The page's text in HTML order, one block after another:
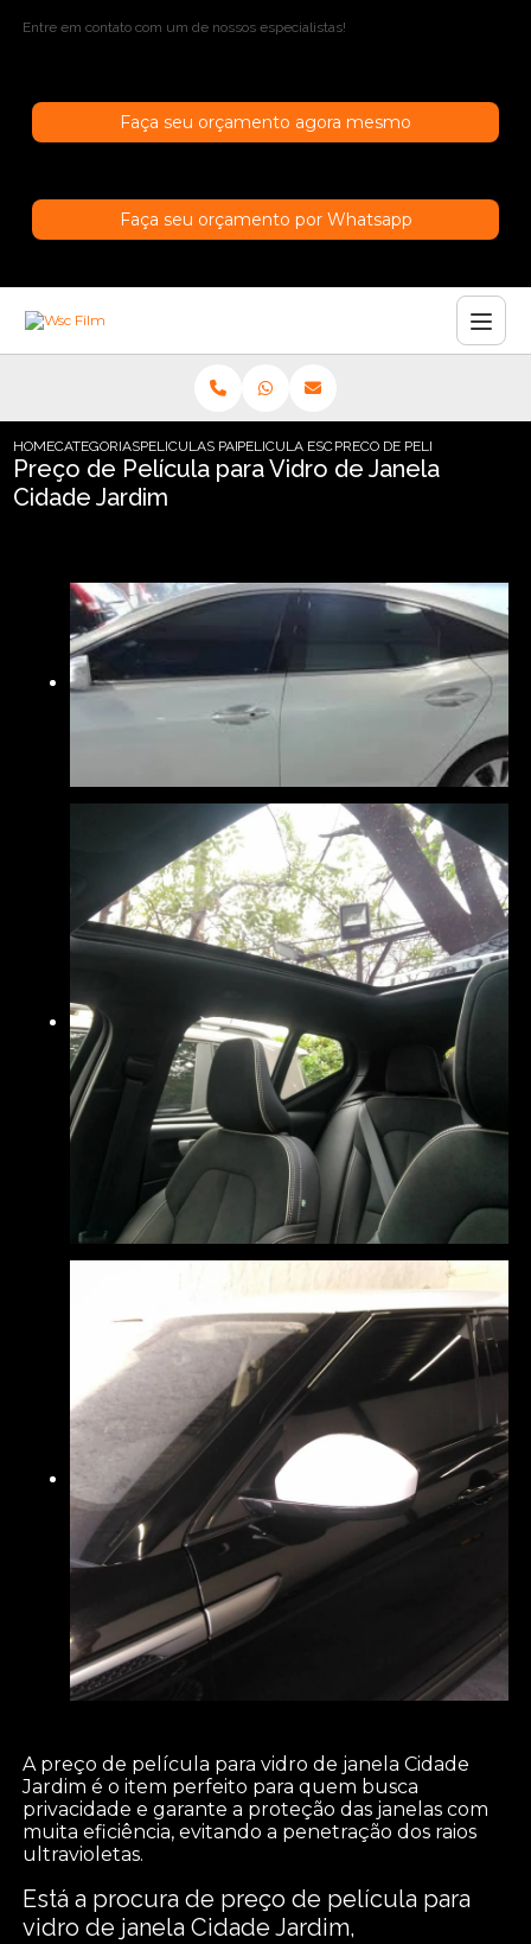
Entre em contato com um de nossos especialistas!
Faça seu orçamento agora mesmo
Faça seu orçamento por Whatsapp
HOMECATEGORIASPELICULAS PARA JANELASPELICULA ESCURA PARA JANELA
PRECO DE PELICULA PARA
Preço de Película para Vidro de Janela
Cidade Jardim
A preço de película para vidro de janela Cidade
Jardim é o item perfeito para quem busca
privacidade e garante a proteção das janelas com
muita eficiência, evitando a penetração dos raios
ultravioletas.
Está a procura de preço de película para
vidro de janela Cidade Jardim,